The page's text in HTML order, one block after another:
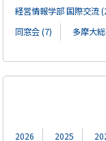
経営情報学部 国際交流
同窓会 (7)
多摩大
2026 2025